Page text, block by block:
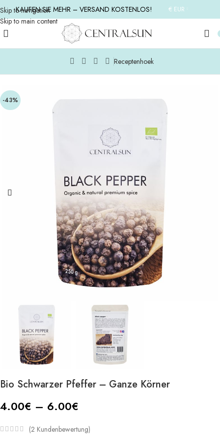
Skip to navigation
Skip to main content
KAUFEN SIE MEHR – VERSAND KOSTENLOS! € EUR
Receptenhoek
-43%
Bio Schwarzer Pfeffer – Ganze Körner
4.00€ – 6.00€
(2 Kundenbewertung)